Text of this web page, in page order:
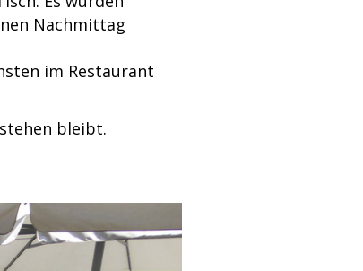
Nachmittag
im Restaurant
bleibt.